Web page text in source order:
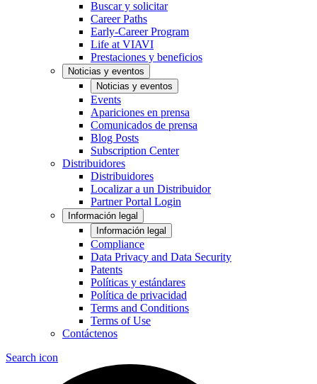
Buscar y solicitar
Career Paths
Early-Career Program
Life at VIAVI
Prestaciones y beneficios
Noticias y eventos
Noticias y eventos
Events
Apariciones en prensa
Comunicados de prensa
Blog Posts
Subscription Center
Distribuidores
Distribuidores
Localizar a un Distribuidor
Partner Portal Login
Información legal
Información legal
Compliance
Data Privacy and Data Security
Patents
Políticas y estándares
Política de privacidad
Terms and Conditions
Terms of Use
Contáctenos
Search icon